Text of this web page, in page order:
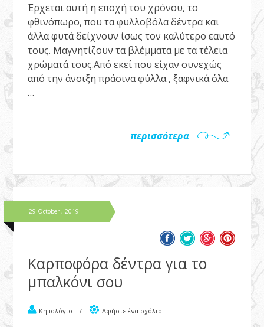
Έρχεται αυτή η εποχή του χρόνου, το
φθινόπωρο, που τα φυλλοβόλα δέντρα και
άλλα φυτά δείχνουν ίσως τον καλύτερο εαυτό
τους. Μαγνητίζουν τα βλέμματα με τα τέλεια
χρώματά τους.Από εκεί που είχαν συνεχώς
από την άνοιξη πράσινα φύλλα , ξαφνικά όλα
…
περισσότερα
29 October , 2019
Καρποφόρα δέντρα για το
μπαλκόνι σου
Κηπολόγιο / Αφήστε ένα σχόλιο